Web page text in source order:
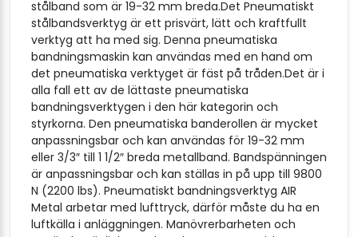
stålband som är 19-32 mm breda.Det Pneumatiskt
stålbandsverktyg är ett prisvärt, lätt och kraftfullt
verktyg att ha med sig. Denna pneumatiska
bandningsmaskin kan användas med en hand om
det pneumatiska verktyget är fäst på tråden.Det är i
alla fall ett av de lättaste pneumatiska
bandningsverktygen i den här kategorin och
styrkorna. Den pneumatiska banderollen är mycket
anpassningsbar och kan användas för 19-32 mm
eller 3/3″ till 1 1/2″ breda metallband. Bandspänningen
är anpassningsbar och kan ställas in på upp till 9800
N (2200 lbs). Pneumatiskt bandningsverktyg AIR
Metal arbetar med lufttryck, därför måste du ha en
luftkälla i anläggningen. Manövrerbarheten och